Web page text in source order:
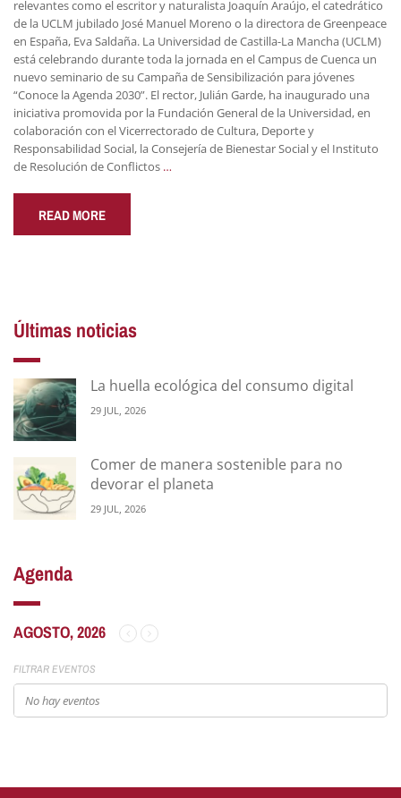
relevantes como el escritor y naturalista Joaquín Araújo, el catedrático
de la UCLM jubilado José Manuel Moreno o la directora de Greenpeace
en España, Eva Saldaña. La Universidad de Castilla-La Mancha (UCLM)
está celebrando durante toda la jornada en el Campus de Cuenca un
nuevo seminario de su Campaña de Sensibilización para jóvenes
“Conoce la Agenda 2030”. El rector, Julián Garde, ha inaugurado una
iniciativa promovida por la Fundación General de la Universidad, en
colaboración con el Vicerrectorado de Cultura, Deporte y
Responsabilidad Social, la Consejería de Bienestar Social y el Instituto
de Resolución de Conflictos …
READ MORE
Últimas noticias
La huella ecológica del consumo digital
29 JUL, 2026
Comer de manera sostenible para no
devorar el planeta
29 JUL, 2026
Agenda
AGOSTO, 2026
FILTRAR EVENTOS
No hay eventos